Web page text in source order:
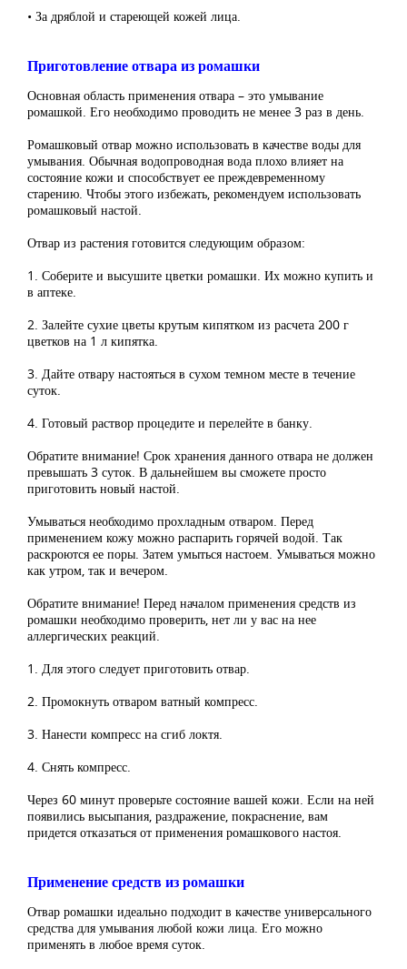
• За дряблой и стареющей кожей лица.
Приготовление отвара из ромашки
Основная область применения отвара – это умывание
ромашкой. Его необходимо проводить не менее 3 раз в день.
Ромашковый отвар можно использовать в качестве воды для
умывания. Обычная водопроводная вода плохо влияет на
состояние кожи и способствует ее преждевременному
старению. Чтобы этого избежать, рекомендуем использовать
ромашковый настой.
Отвар из растения готовится следующим образом:
1. Соберите и высушите цветки ромашки. Их можно купить и
в аптеке.
2. Залейте сухие цветы крутым кипятком из расчета 200 г
цветков на 1 л кипятка.
3. Дайте отвару настояться в сухом темном месте в течение
суток.
4. Готовый раствор процедите и перелейте в банку.
Обратите внимание! Срок хранения данного отвара не должен
превышать 3 суток. В дальнейшем вы сможете просто
приготовить новый настой.
Умываться необходимо прохладным отваром. Перед
применением кожу можно распарить горячей водой. Так
раскроются ее поры. Затем умыться настоем. Умываться можно
как утром, так и вечером.
Обратите внимание! Перед началом применения средств из
ромашки необходимо проверить, нет ли у вас на нее
аллергических реакций.
1. Для этого следует приготовить отвар.
2. Промокнуть отваром ватный компресс.
3. Нанести компресс на сгиб локтя.
4. Снять компресс.
Через 60 минут проверьте состояние вашей кожи. Если на ней
появились высыпания, раздражение, покраснение, вам
придется отказаться от применения ромашкового настоя.
Применение средств из ромашки
Отвар ромашки идеально подходит в качестве универсального
средства для умывания любой кожи лица. Его можно
применять в любое время суток.